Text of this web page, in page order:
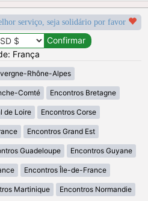
serviço, seja solidário por favor
França
Rhône-Alpes
Comté Encontros Bretagne
de Loire Encontros Corse
Encontros Grand Est
Guadeloupe Encontros Guyane
Encontros Île-de-France
Martinique Encontros Normandie